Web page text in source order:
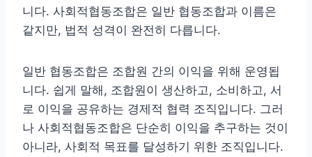
니다. 사회적협동조합은 일반 협동조합과 이름은
같지만, 법적 성격이 완전히 다릅니다.
일반 협동조합은 조합원 간의 이익을 위해 운영됩
니다. 쉽게 말해, 조합원이 생산하고, 소비하고, 서
로 이익을 공유하는 경제적 협력 조직입니다. 그러
나 사회적협동조합은 단순히 이익을 추구하는 것이
아니라, 사회적 목표를 달성하기 위한 조직입니다.